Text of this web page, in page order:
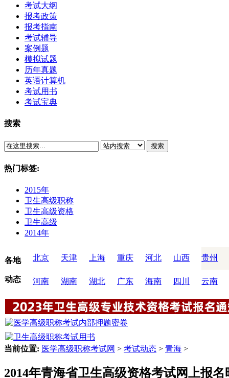
考试大纲
报考政策
报考指南
考试辅导
案例题
模拟试题
历年真题
英语计算机
考试用书
考试宝典
搜索
搜索
热门标签:
2015年
卫生高级职称
卫生高级资格
卫生高级
2014年
各地
动态
北京 天津 上海 重庆 河北 山西 贵州
河南 湖南 湖北 广东 海南 四川 云南
当前位置: 医学高级职称考试网 > 考试动态 > 青海 >
2014年青海省卫生高级资格考试网上报名